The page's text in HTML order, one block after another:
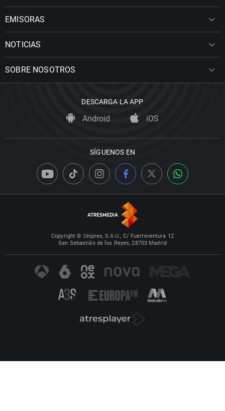
EMISORAS
NOTICIAS
SOBRE NOSOTROS
DESCARGA LA APP
Android iOS
SÍGUENOS EN
Copyright © Uniprex, S.A.U., C/ Fuerteventura 12
San Sebastián de los Reyes, 28703 Madrid